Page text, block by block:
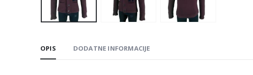
OPIS DODATNE INFORMACIJE